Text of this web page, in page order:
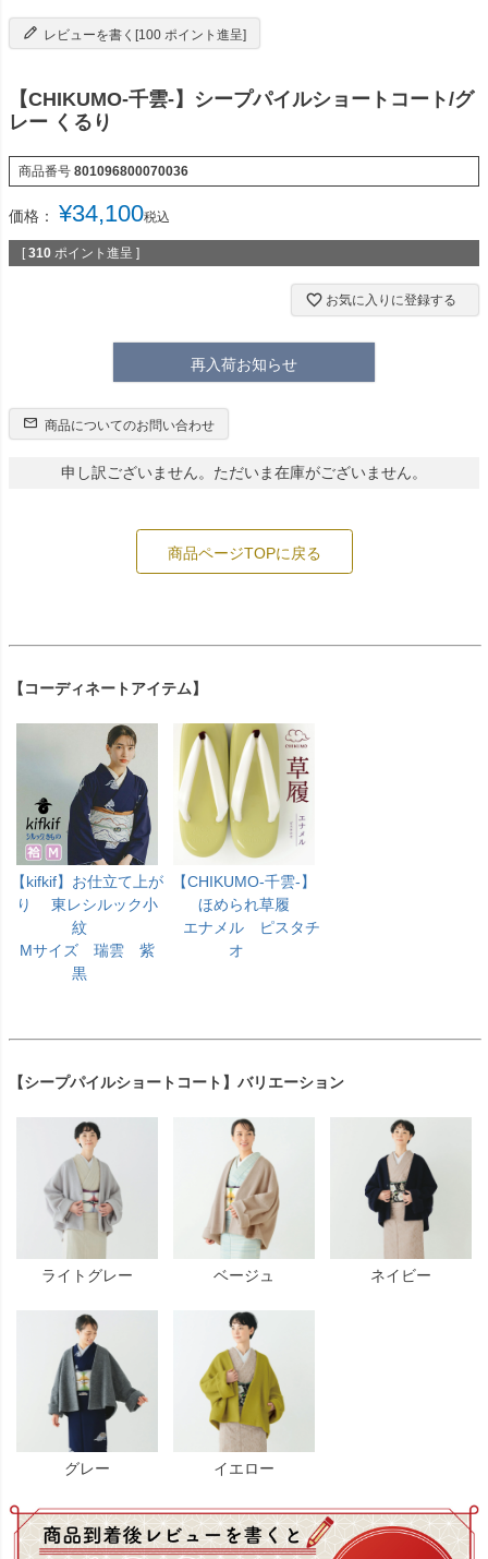
レビューを書く[100 ポイント進呈]
【CHIKUMO-千雲-】シープパイルショートコート/グ
レー くるり
商品番号 801096800070036
価格： ¥34,100税込
[ 310 ポイント進呈 ]
お気に入りに登録する
再入荷お知らせ
商品についてのお問い合わせ
申し訳ございません。ただいま在庫がございません。
商品ページTOPに戻る
【コーディネートアイテム】
【kifkif】お仕立て上が
り 東レシルック小
紋
Mサイズ 瑞雲 紫
黒
【CHIKUMO-千雲-】
ほめられ草履
エナメル ピスタチ
オ
【シープパイルショートコート】バリエーション
ライトグレー ベージュ ネイビー
グレー イエロー